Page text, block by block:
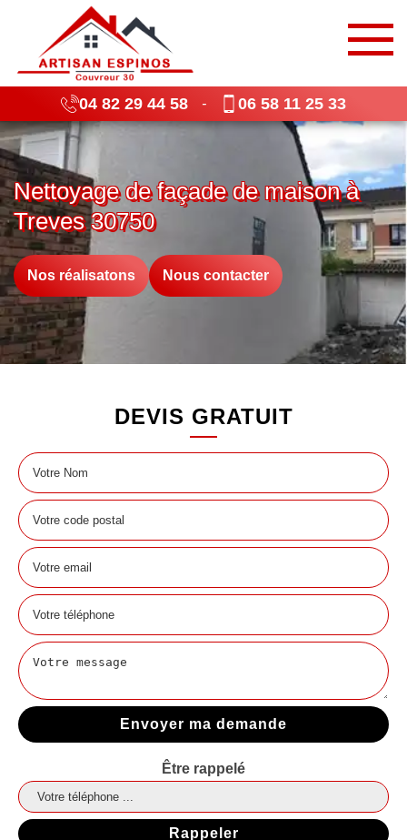
04 82 29 44 58 - 06 58 11 25 33
Nettoyage de façade de maison à
Treves 30750
Nos réalisatons Nous contacter
DEVIS GRATUIT
Être rappelé